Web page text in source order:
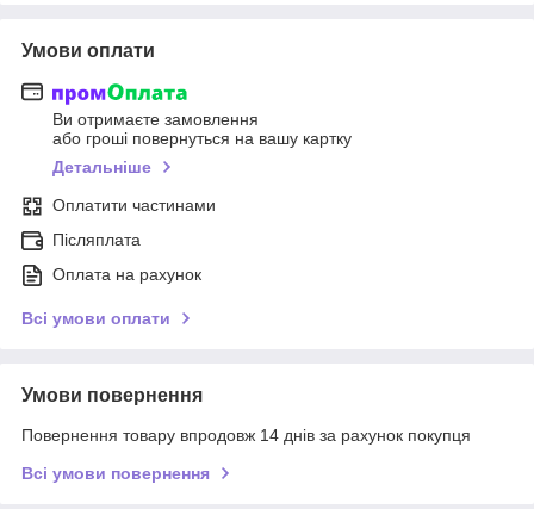
Умови оплати
Ви отримаєте замовлення
або гроші повернуться на вашу картку
Детальніше
Оплатити частинами
Післяплата
Оплата на рахунок
Всі умови оплати
Умови повернення
Повернення товару впродовж 14 днів за рахунок покупця
Всі умови повернення